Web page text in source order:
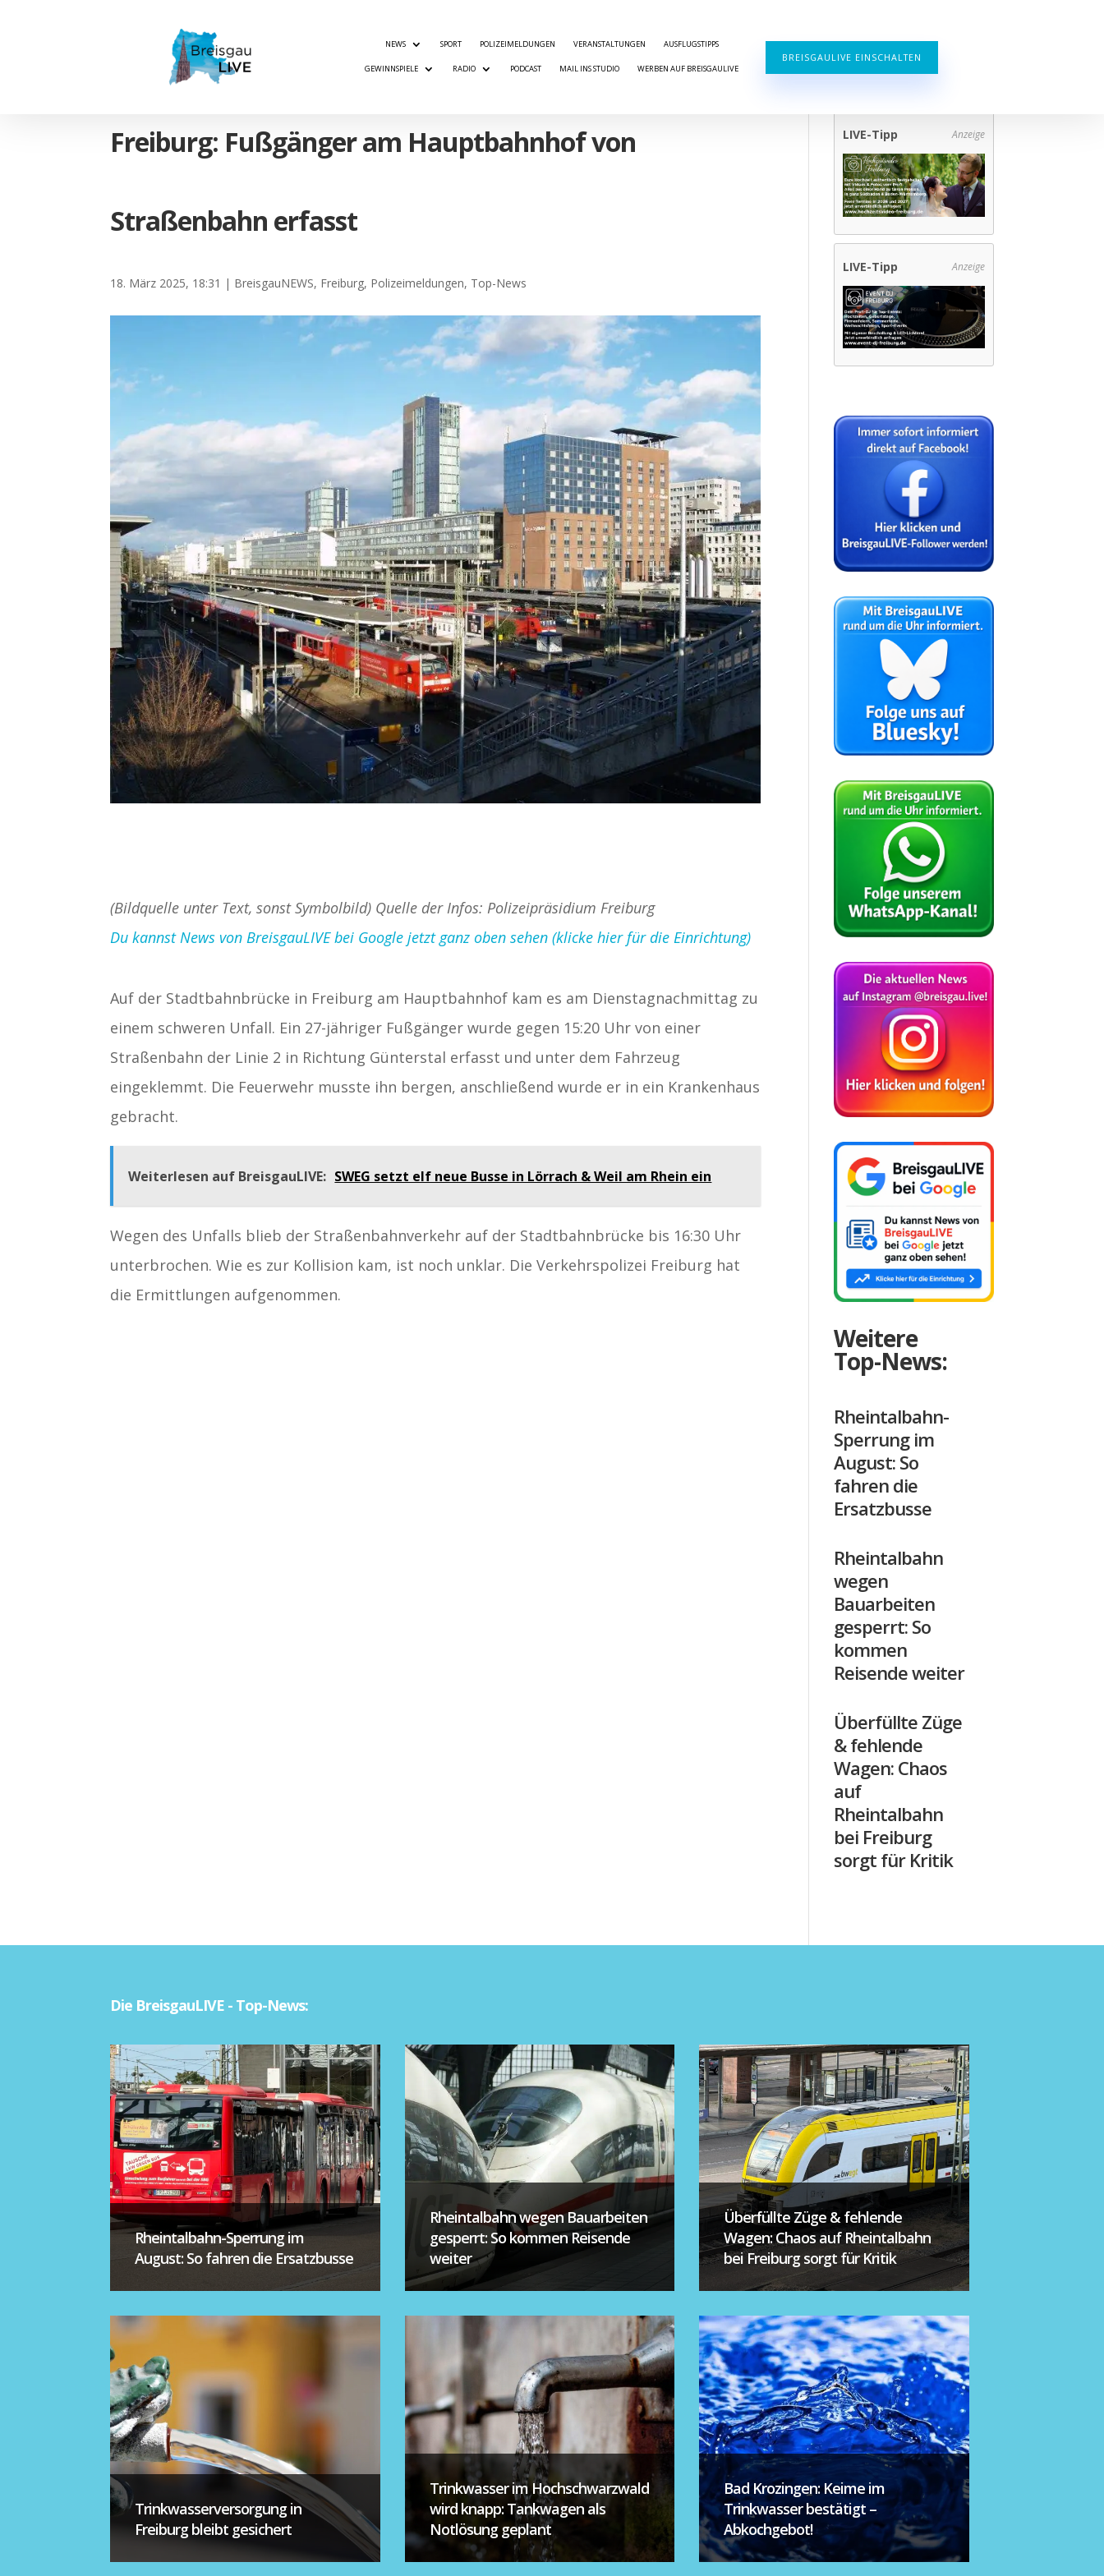
NEWS SPORT POLIZEIMELDUNGEN VERANSTALTUNGEN AUSFLUGSTIPPS
GEWINNSPIELE RADIO PODCAST MAIL INS STUDIO WERBEN AUF BREISGAULIVE
BREISGAULIVE EINSCHALTEN
Freiburg: Fußgänger am Hauptbahnhof von
Straßenbahn erfasst
18. März 2025, 18:31 | BreisgauNEWS, Freiburg, Polizeimeldungen, Top-News
(Bildquelle unter Text, sonst Symbolbild) Quelle der Infos: Polizeipräsidium Freiburg
Du kannst News von BreisgauLIVE bei Google jetzt ganz oben sehen (klicke hier für die Einrichtung)
Auf der Stadtbahnbrücke in Freiburg am Hauptbahnhof kam es am Dienstagnachmittag zu
einem schweren Unfall. Ein 27-jähriger Fußgänger wurde gegen 15:20 Uhr von einer
Straßenbahn der Linie 2 in Richtung Günterstal erfasst und unter dem Fahrzeug
eingeklemmt. Die Feuerwehr musste ihn bergen, anschließend wurde er in ein Krankenhaus
gebracht.
Weiterlesen auf BreisgauLIVE: SWEG setzt elf neue Busse in Lörrach & Weil am Rhein ein
Wegen des Unfalls blieb der Straßenbahnverkehr auf der Stadtbahnbrücke bis 16:30 Uhr
unterbrochen. Wie es zur Kollision kam, ist noch unklar. Die Verkehrspolizei Freiburg hat
die Ermittlungen aufgenommen.
LIVE-Tipp Anzeige
LIVE-Tipp Anzeige
Weitere
Top-News:
Rheintalbahn-
Sperrung im
August: So
fahren die
Ersatzbusse
Rheintalbahn
wegen
Bauarbeiten
gesperrt: So
kommen
Reisende weiter
Überfüllte Züge
& fehlende
Wagen: Chaos
auf
Rheintalbahn
bei Freiburg
sorgt für Kritik
Die BreisgauLIVE - Top-News:
Rheintalbahn-Sperrung im
August: So fahren die Ersatzbusse
Rheintalbahn wegen Bauarbeiten
gesperrt: So kommen Reisende
weiter
Überfüllte Züge & fehlende
Wagen: Chaos auf Rheintalbahn
bei Freiburg sorgt für Kritik
Trinkwasserversorgung in
Freiburg bleibt gesichert
Trinkwasser im Hochschwarzwald
wird knapp: Tankwagen als
Notlösung geplant
Bad Krozingen: Keime im
Trinkwasser bestätigt –
Abkochgebot!